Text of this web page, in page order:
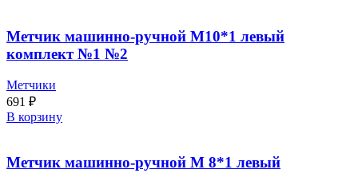
Метчик машинно-ручной М10*1 левый
комплект №1 №2
Метчики
691 ₽
В корзину
Метчик машинно-ручной М 8*1 левый